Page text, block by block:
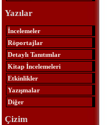
Yazılar
İncelemeler
Röportajlar
Detaylı Tanıtımlar
Kitap İncelemeleri
Etkinlikler
Yazışmalar
Diğer
Çizim